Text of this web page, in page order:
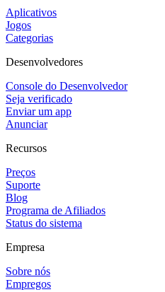
Aplicativos
Jogos
Categorias
Desenvolvedores
Console do Desenvolvedor
Seja verificado
Enviar um app
Anunciar
Recursos
Preços
Suporte
Blog
Programa de Afiliados
Status do sistema
Empresa
Sobre nós
Empregos